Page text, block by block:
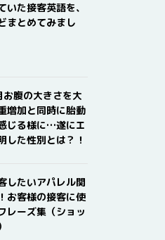
いた接客英語を、
まとめてみまし
腹の大きさを大
増加と同時に胎動
じる様に…遂にエ
した性別とは？！
したいアパレル関
お客様の接客に使
レーズ集（ショッ